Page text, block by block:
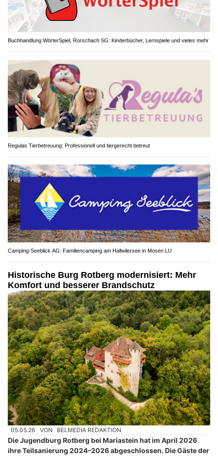
Buchhandlung WörterSpiel, Rorschach SG: Kinderbücher, Lernspiele und vieles mehr
Regulas Tierbetreuung: Professionell und tiergerecht betreut
Camping-Seeblick AG: Familiencamping am Hallwilersee in Mosen LU
Historische Burg Rotberg modernisiert: Mehr
Komfort und besserer Brandschutz
05.05.26 VON BELMEDIA REDAKTION
Die Jugendburg Rotberg bei Mariastein hat im April 2026
ihre Teilsanierung 2024–2026 abgeschlossen. Die Gäste der